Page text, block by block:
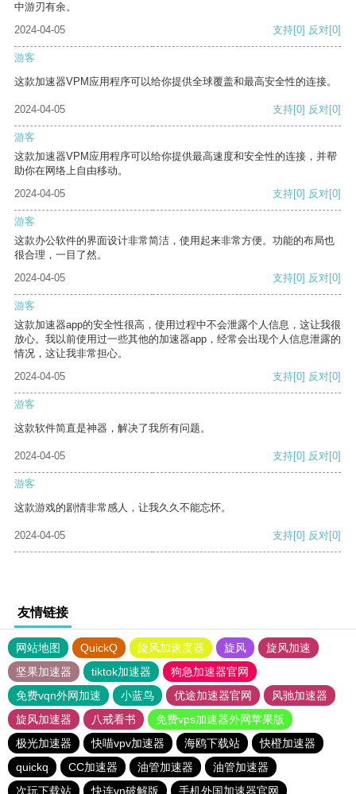
中游刃有余。
2024-04-05
支持[0] 反对[0]
游客
这款加速器VPM应用程序可以给你提供全球覆盖和最高安全性的连接。
2024-04-05 支持[0] 反对[0]
游客
这款加速器VPM应用程序可以给你提供最高速度和安全性的连接，并帮
助你在网络上自由移动。
2024-04-05
支持[0] 反对[0]
游客
这款办公软件的界面设计非常简洁，使用起来非常方便。功能的布局也
很合理，一目了然。
2024-04-05
支持[0] 反对[0]
游客
这款加速器app的安全性很高，使用过程中不会泄露个人信息，这让我很
放心。我以前使用过一些其他的加速器app，经常会出现个人信息泄露的
情况，这让我非常担心。
2024-04-05
支持[0] 反对[0]
游客
这款软件简直是神器，解决了我所有问题。
2024-04-05 支持[0] 反对[0]
游客
这款游戏的剧情非常感人，让我久久不能忘怀。
2024-04-05 支持[0] 反对[0]
友情链接
网站地图 QuickQ 旋风加速度器 旋风
旋风加速
坚果加速器
tiktok加速器
狗急加速器官网
免费vqn外网加速
小蓝鸟 优途加速器官网
风驰加速器
旋风加速器
八戒看书
免费vps加速器外网苹果版
极光加速器
快喵vpv加速器 海鸥下载站
快橙加速器
quickq
CC加速器 油管加速器
油管加速器
次玩下载站
快连vn破解版 手机外国加速器官网